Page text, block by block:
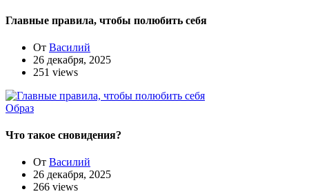
Главные правила, чтобы полюбить себя
От Василий
26 декабря, 2025
251 views
Образ
Что такое сновидения?
От Василий
26 декабря, 2025
266 views